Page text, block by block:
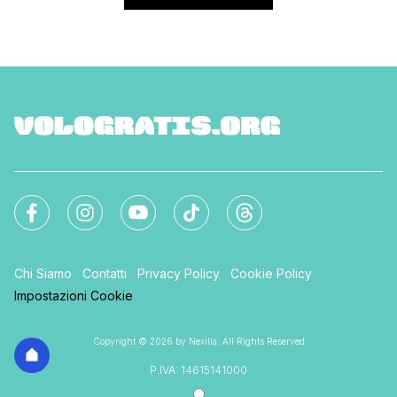
Chi Siamo Contatti Privacy Policy
Cookie Policy
Impostazioni Cookie
Copyright © 2026 by Nexilia. All Rights Reserved
P.IVA: 14615141000